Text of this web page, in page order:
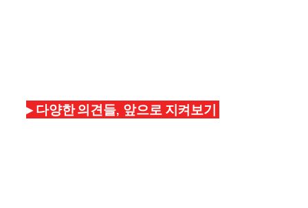
▸다양한 의견들, 앞으로 지켜보기